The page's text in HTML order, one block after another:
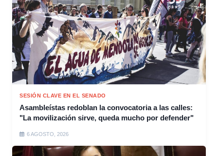
SESIÓN CLAVE EN EL SENADO
Asambleístas redoblan la convocatoria a las calles:
"La movilización sirve, queda mucho por defender"
6 AGOSTO, 2026